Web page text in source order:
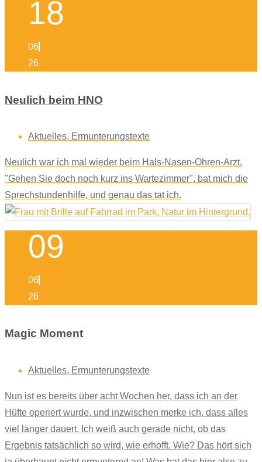
18
06
26
Neulich beim HNO
Aktuelles, Ermunterungstexte
Neulich war ich mal wieder beim Hals-Nasen-Ohren-Arzt.
"Gehen Sie doch noch kurz ins Wartezimmer", bat mich die
Sprechstundenhilfe, und genau das tat ich.
09
06
26
Magic Moment
Aktuelles, Ermunterungstexte
Nun ist es bereits über acht Wochen her, dass ich an der
Hüfte operiert wurde, und inzwischen merke ich, dass alles
viel länger dauert. Ich weiß auch gerade nicht, ob das
Ergebnis tatsächlich so wird, wie erhofft. Wie? Das hört sich